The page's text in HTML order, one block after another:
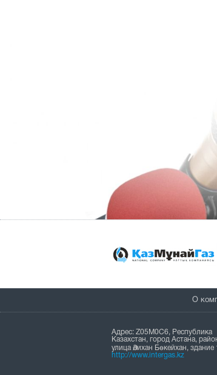
О
Адрес: Z05M0C6, Республика
Казахстан, город Астана,
улица Әлихан Бөкейхан, здание
http://www.intergas.kz